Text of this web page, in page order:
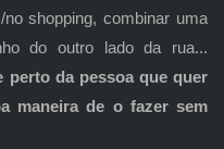
shopping, combinar uma
do outro lado da rua...
perto da pessoa que quer
maneira de o fazer sem